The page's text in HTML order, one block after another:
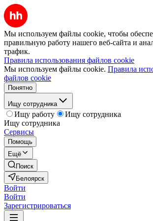
Мы используем файлы cookie, чтобы
правильную работу нашего веб-сайта и
трафик.
Правила использования файлов cookie
Мы используем файлы cookie. Правила
файлов cookie
Понятно
Ищу сотрудника
Ищу работу
Ищу сотрудника
Ищу сотрудника
Сервисы
Помощь
Ещё
Поиск
Белоярск
Войти
Войти
Зарегистрироваться